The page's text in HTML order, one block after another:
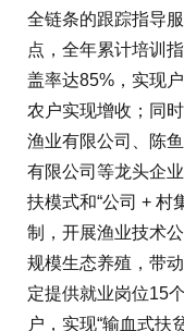
全链条的跟踪指导
点，全年累计培训
盖率达85%，实现
农户实现增收；同
渔业有限公司、陈
有限公司等龙头企
扶模式和“公司 + 村
制，开展渔业技术
规模生态养殖，带
定提供就业岗位15
户，实现“输血式扶